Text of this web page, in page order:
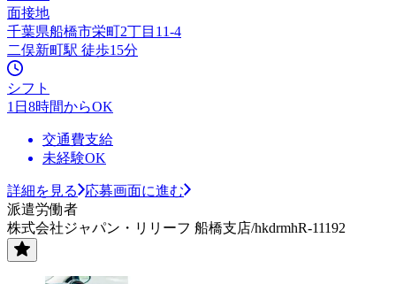
面接地
千葉県船橋市栄町2丁目11-4
二俣新町駅 徒歩15分
シフト
1日8時間からOK
交通費支給
未経験OK
詳細を見る
応募画面に進む
派遣労働者
株式会社ジャパン・リリーフ 船橋支店/hkdrmhR-11192